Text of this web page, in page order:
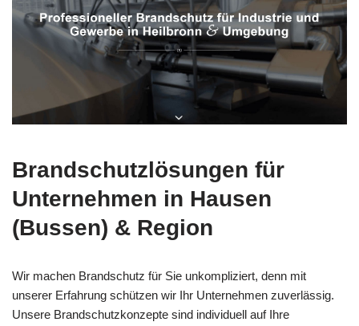
Brandschutzlösungen für
Unternehmen in Hausen
(Bussen) & Region
Wir machen Brandschutz für Sie unkompliziert, denn mit
unserer Erfahrung schützen wir Ihr Unternehmen zuverlässig.
Unsere Brandschutzkonzepte sind individuell auf Ihre